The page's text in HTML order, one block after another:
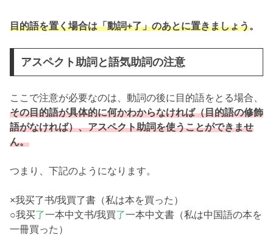
目的語を置く場合は「動詞+了」のあとに置きましょう。
アスペクト助詞と語気助詞の注意
ここで注意が必要なのは、動詞の後に目的語をとる場合、
その目的語が具体的に何かわからなければ（目的語の修飾
語がなければ）、アスペクト助詞を使うことができませ
ん。
つまり、下記のようになります。
×我买了书/我買了書（私は本を買った）
○我买了一本中文书/我買了一本中文書（私は中国語の本を
一冊買った）